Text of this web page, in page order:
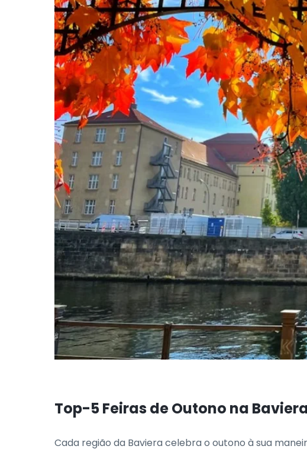
Top-5 Feiras de Outono na
Cada região da Baviera celebra o outono à sua